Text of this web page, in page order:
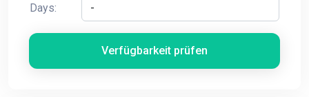
Days:
Verfügbarkeit prüfen